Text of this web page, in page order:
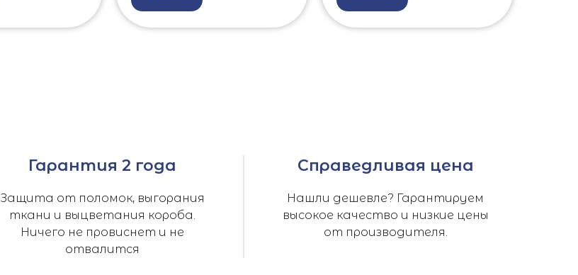
Гарантия 2 года
Защита от поломок, выгорания
ткани и выцветания короба.
Ничего не провиснет и не
отвалится
Справедливая цена
Нашли дешевле? Гарантируем
высокое качество и низкие цены
от производителя.